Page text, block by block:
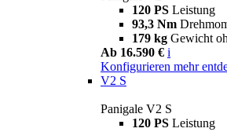
120 PS Leistung
93,3 Nm
179 kg Gewicht
Ab 16.590 € i
Konfigurieren mehr
V2 S
Panigale V2 S
120 PS Leistung